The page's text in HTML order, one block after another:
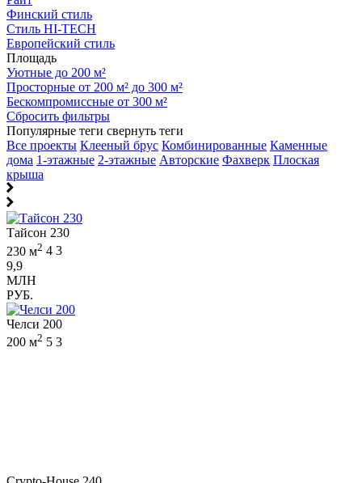
Финский стиль
Стиль HI-TECH
Европейский стиль
Площадь
Уютные до 200 м²
Просторные от 200 м² до 300 м²
Бескомпромиссные от 300 м²
Сбросить фильтры
Популярные теги свернуть теги
Все проекты Клееный брус Комбинированные Каменные
дома 1-этажные 2-этажные Авторские Фахверк Плоская
крыша
Тайсон 230
230 м2 4 3
9,9
МЛН
РУБ.
Челси 200
200 м2 5 3